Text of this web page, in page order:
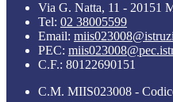
Via G. Natta, 11 - 20151
Tel: 02 38005599
Email:
PEC:
C.F.: 80122690151
C.M. MIIS023008 -